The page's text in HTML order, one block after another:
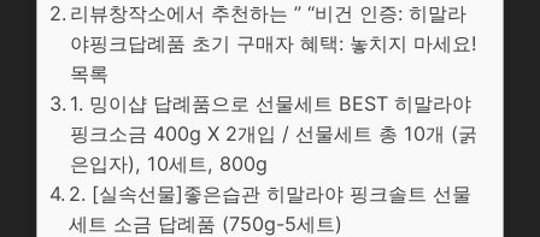
리뷰창작소에서 추천하는 ” “비건 인증: 히말라
야핑크답례품 초기 구매자 혜택: 놓치지 마세요!
목록
1. 밍이샵 답례품으로 선물세트 BEST 히말라야
핑크소금 400g X 2개입 / 선물세트 총 10개 (굵
은입자), 10세트, 800g
2. [실속선물]좋은습관 히말라야 핑크솔트 선물
세트 소금 답례품 (750g-5세트)